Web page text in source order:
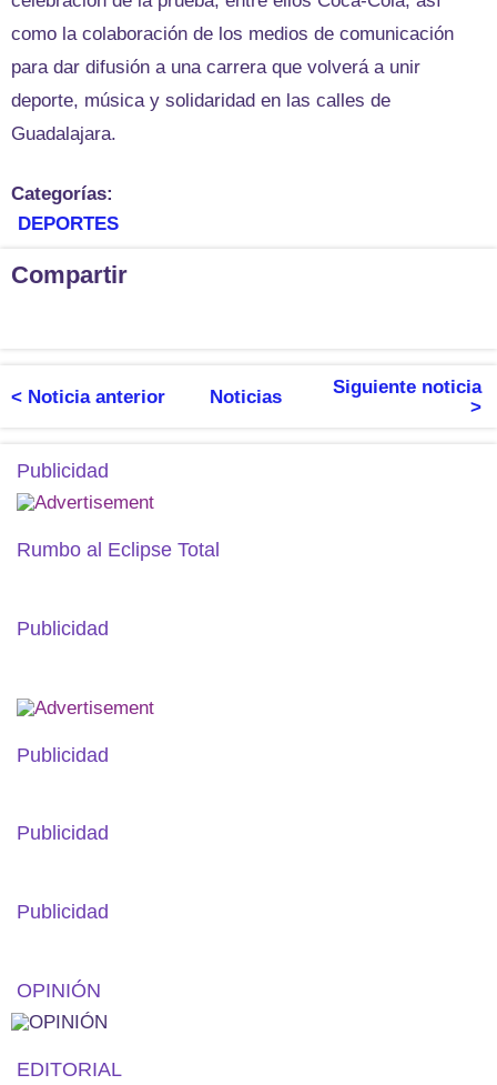
como la colaboración de los medios de comunicación
para dar difusión a una carrera que volverá a unir
deporte, música y solidaridad en las calles de
Guadalajara.
Categorías:
DEPORTES
Compartir
< Noticia anterior Noticias
Siguiente noticia
>
Publicidad
Rumbo al Eclipse Total
Publicidad
Publicidad
Publicidad
Publicidad
OPINIÓN
EDITORIAL